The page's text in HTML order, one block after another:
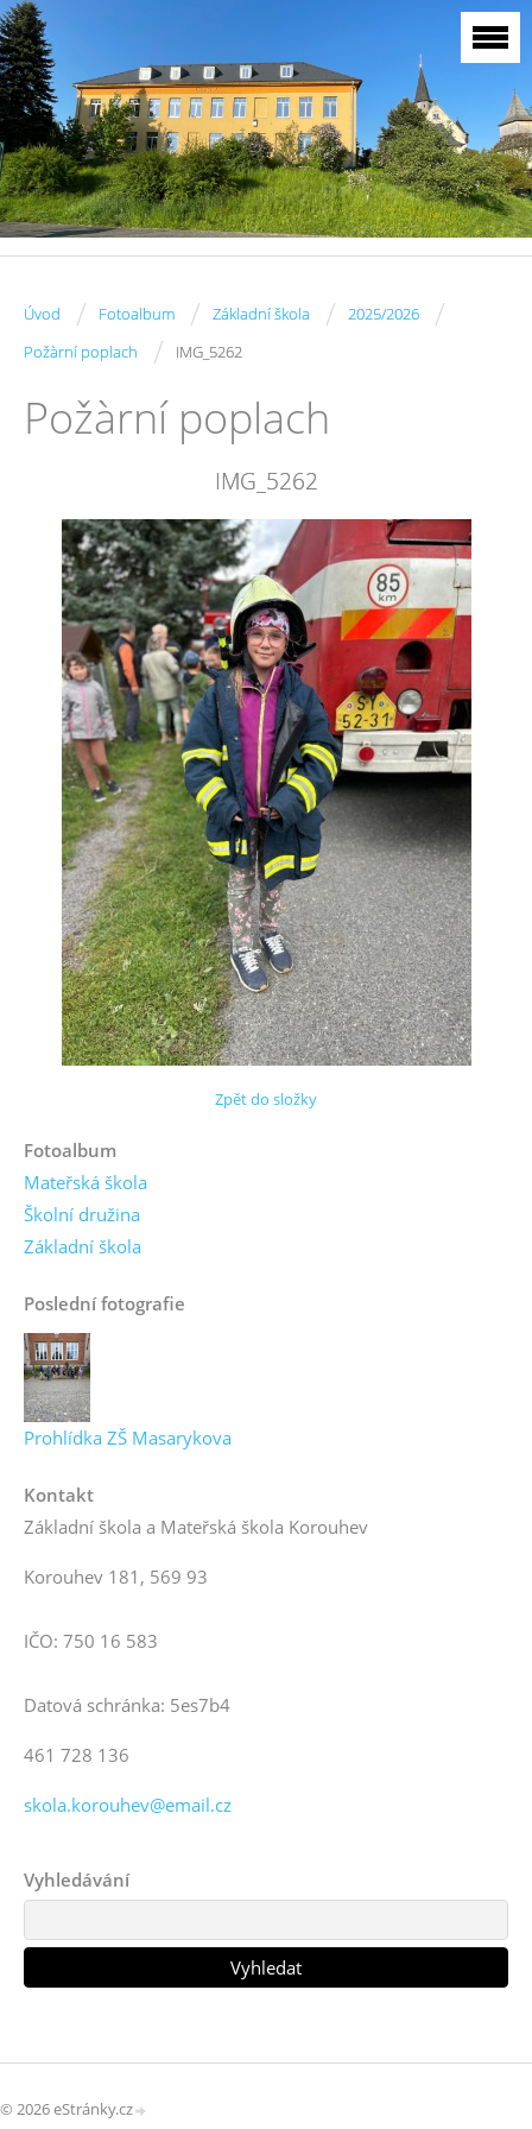
Úvod / Fotoalbum / Základní škola / 2025/2026 /
Požàrní poplach / IMG_5262
Požàrní poplach
IMG_5262
Zpět do složky
Fotoalbum
Mateřská škola
Školní družina
Základní škola
Poslední fotografie
Prohlídka ZŠ Masarykova
Kontakt
Základní škola a Mateřská škola Korouhev
Korouhev 181, 569 93
IČO: 750 16 583
Datová schránka: 5es7b4
461 728 136
skola.korouhev@email.cz
Vyhledávání
© 2026 eStránky.cz